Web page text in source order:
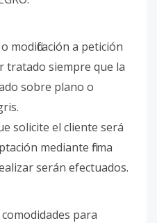
modificación a petición
tratado siempre que la
sobre plano o
solicite el cliente será
mediante firma
serán efectuados.
para